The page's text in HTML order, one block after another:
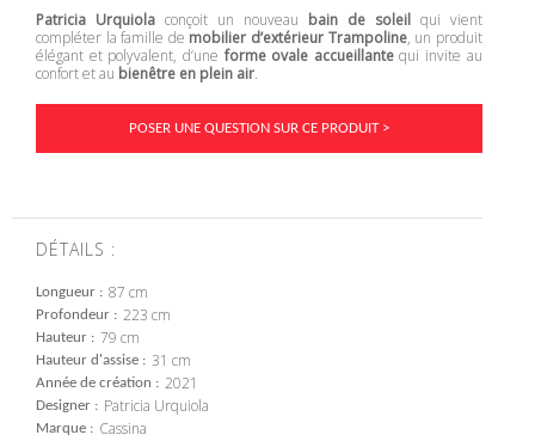
Patricia Urquiolaconçoit un nouveau bain de soleilqui vient
compléter la famille de mobilier d’extérieur Trampoline, un produit
élégant et polyvalent, d’uneforme ovale accueillantequi invite au
confort et au bienêtre en plein air.
POSER UNE QUESTION SUR CE PRODUIT >
DÉTAILS :
Longueur 87 cm
Profondeur 223 cm
Hauteur 79 cm
Hauteur d'assise 31 cm
Année de création 2021
Designer Patricia Urquiola
Marque Cassina